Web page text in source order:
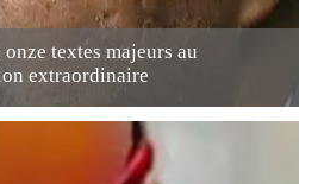
textes majeurs au
extraordinaire